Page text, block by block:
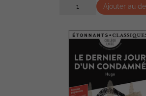
Ajouter au